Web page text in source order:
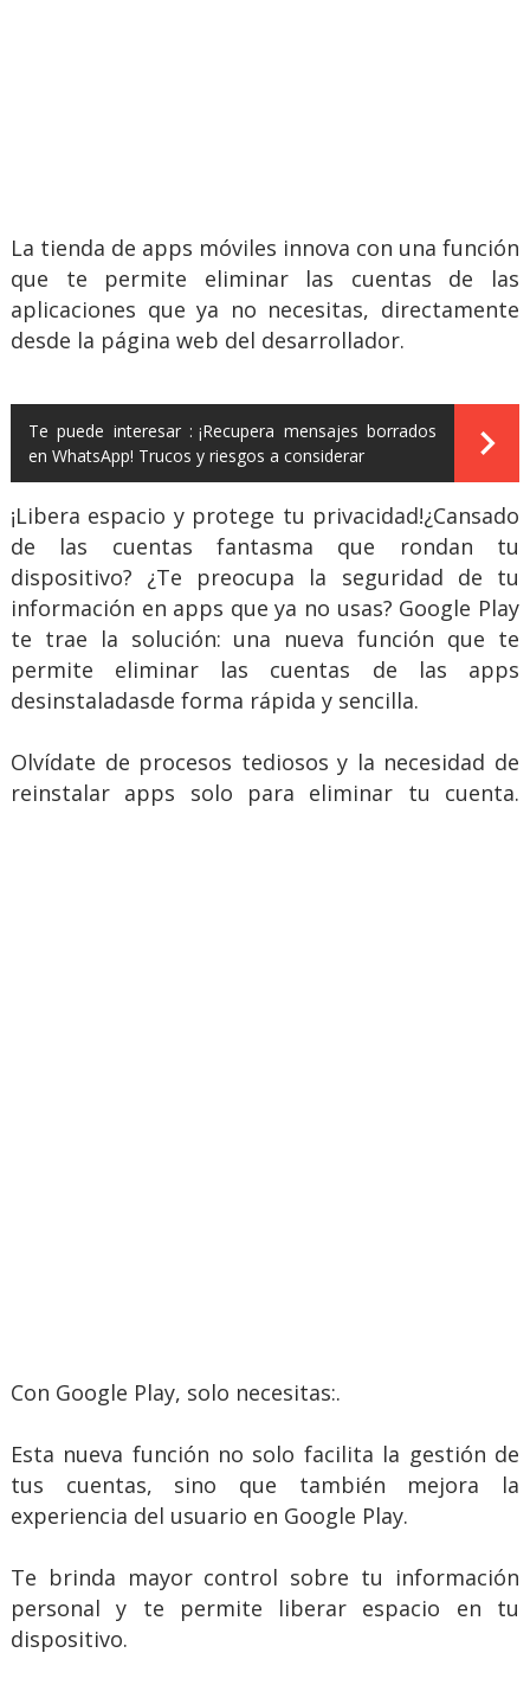
La tienda de apps móviles innova con una función
que te permite eliminar las cuentas de las
aplicaciones que ya no necesitas, directamente
desde la página web del desarrollador.
Te puede interesar : ¡Recupera mensajes borrados
en WhatsApp! Trucos y riesgos a considerar
¡Libera espacio y protege tu privacidad!¿Cansado
de las cuentas fantasma que rondan tu
dispositivo? ¿Te preocupa la seguridad de tu
información en apps que ya no usas? Google Play
te trae la solución: una nueva función que te
permite eliminar las cuentas de las apps
desinstaladasde forma rápida y sencilla.
Olvídate de procesos tediosos y la necesidad de
reinstalar apps solo para eliminar tu cuenta.
Con Google Play, solo necesitas:.
Esta nueva función no solo facilita la gestión de
tus cuentas, sino que también mejora la
experiencia del usuario en Google Play.
Te brinda mayor control sobre tu información
personal y te permite liberar espacio en tu
dispositivo.